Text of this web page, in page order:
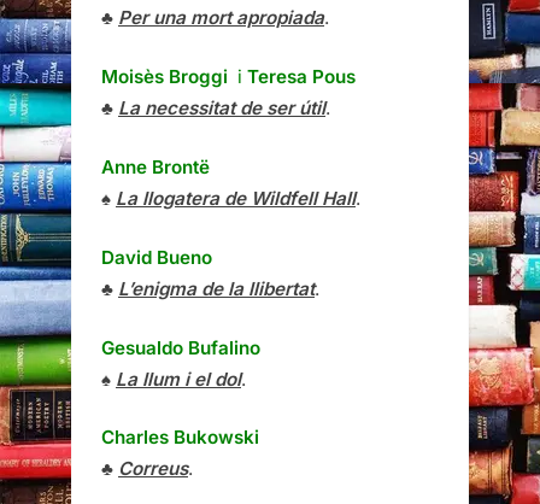
♣ Per una mort apropiada.
Moisès Broggi i Teresa Pous
♣ La necessitat de ser útil.
Anne Brontë
♠ La llogatera de Wildfell Hall.
David Bueno
♣ L’enigma de la llibertat.
Gesualdo Bufalino
♠ La llum i el dol.
Charles Bukowski
♣ Correus.